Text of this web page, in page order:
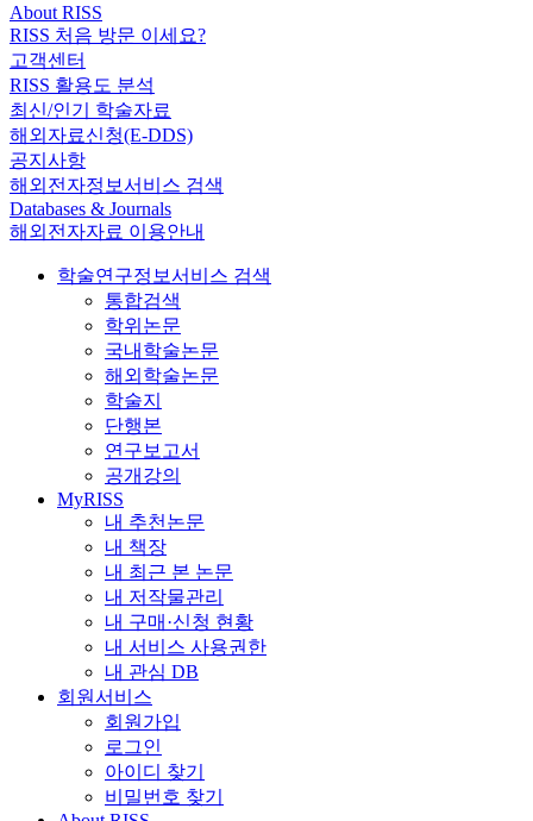
About RISS
RISS 처음 방문 이세요?
고객센터
RISS 활용도 분석
최신/인기 학술자료
해외자료신청(E-DDS)
공지사항
해외전자정보서비스 검색
Databases & Journals
해외전자자료 이용안내
학술연구정보서비스 검색
통합검색
학위논문
국내학술논문
해외학술논문
학술지
단행본
연구보고서
공개강의
MyRISS
내 추천논문
내 책장
내 최근 본 논문
내 저작물관리
내 구매·신청 현황
내 서비스 사용권한
내 관심 DB
회원서비스
회원가입
로그인
아이디 찾기
비밀번호 찾기